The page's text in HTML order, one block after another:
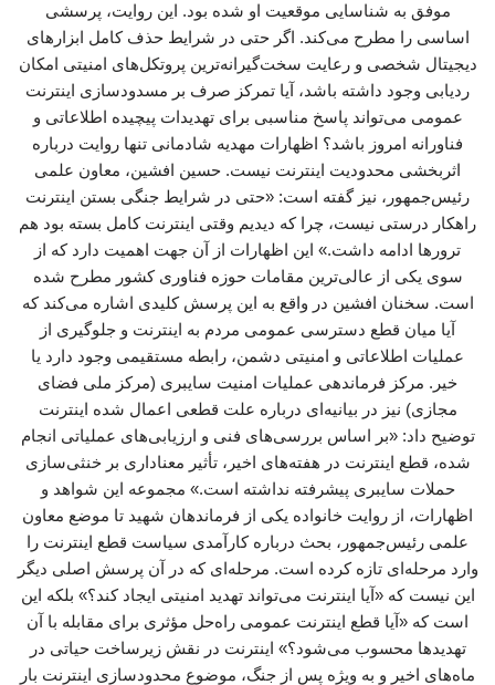
موفق به شناسایی موقعیت او شده بود. این روایت، پرسشی
اساسی را مطرح می‌کند. اگر حتی در شرایط حذف کامل ابزارهای
دیجیتال شخصی و رعایت سخت‌گیرانه‌ترین پروتکل‌های امنیتی امکان
ردیابی وجود داشته باشد، آیا تمرکز صرف بر مسدودسازی اینترنت
عمومی می‌تواند پاسخ مناسبی برای تهدیدات پیچیده اطلاعاتی و
فناورانه امروز باشد؟ اظهارات مهدیه شادمانی تنها روایت درباره
اثربخشی محدودیت اینترنت نیست. حسین افشین، معاون علمی
رئیس‌جمهور، نیز گفته است: «حتی در شرایط جنگی بستن اینترنت
راهکار درستی نیست، چرا که دیدیم وقتی اینترنت کامل بسته بود هم
ترورها ادامه داشت.» این اظهارات از آن جهت اهمیت دارد که از
سوی یکی از عالی‌ترین مقامات حوزه فناوری کشور مطرح شده
است. سخنان افشین در واقع به این پرسش کلیدی اشاره می‌کند که
آیا میان قطع دسترسی عمومی مردم به اینترنت و جلوگیری از
عملیات اطلاعاتی و امنیتی دشمن، رابطه مستقیمی وجود دارد یا
خیر. مرکز فرماندهی عملیات امنیت سایبری (مرکز ملی فضای
مجازی) نیز در بیانیه‌ای درباره علت قطعی اعمال شده اینترنت
توضیح داد: «بر اساس بررسی‌های فنی و ارزیابی‌های عملیاتی انجام‌
شده، قطع اینترنت در هفته‌های اخیر، تأثیر معناداری بر خنثی‌سازی
حملات سایبری پیشرفته نداشته است.» مجموعه این شواهد و
اظهارات، از روایت خانواده یکی از فرماندهان شهید تا موضع معاون
علمی رئیس‌جمهور، بحث درباره کارآمدی سیاست قطع اینترنت را
وارد مرحله‌ای تازه کرده است. مرحله‌ای که در آن پرسش اصلی دیگر
این نیست که «آیا اینترنت می‌تواند تهدید امنیتی ایجاد کند؟» بلکه این
است که «آیا قطع اینترنت عمومی راه‌حل مؤثری برای مقابله با آن
تهدیدها محسوب می‌شود؟» اینترنت در نقش زیرساخت حیاتی در
ماه‌های اخیر و به ویژه پس از جنگ، موضوع محدودسازی اینترنت بار